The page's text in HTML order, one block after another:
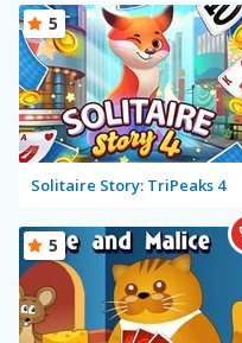
Solitaire Story: TriPeaks 4
5
5